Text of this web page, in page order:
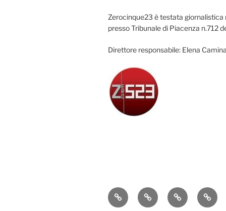
Zerocinque23 è testata giornalistica
presso Tribunale di Piacenza n.712
Direttore responsabile: Elena
AttualitàCronacaPolitica